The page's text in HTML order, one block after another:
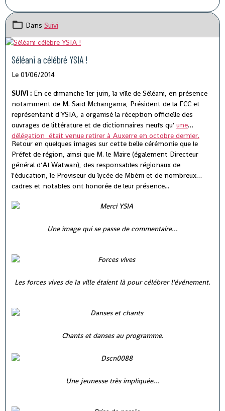
Dans Suivi
Séléani a célébré YSIA !
Le 01/06/2014
SUIVI : En ce dimanche 1er juin, la ville de Séléani, en présence
notamment de M. Saïd Mchangama, Président de la FCC et
représentant d'YSIA, a organisé la réception officielle des
ouvrages de littérature et de dictionnaires neufs qu' une
délégation était venue retirer à Auxerre en octobre dernier.
Retour en quelques images sur cette belle cérémonie que le
Préfet de région, ainsi que M. le Maire (également Directeur
général d'Al Watwan), des responsables régionaux de
l'éducation, le Proviseur du lycée de Mbéni et de nombreux
cadres et notables ont honorée de leur présence...
Une image qui se passe de commentaire...
Les forces vives de la ville étaient là pour célébrer l'événement.
Chants et danses au programme.
Une jeunesse très impliquée...